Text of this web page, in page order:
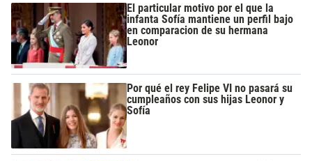
El particular motivo por el que la
infanta Sofía mantiene un perfil bajo
en comparacion de su hermana
Leonor
Por qué el rey Felipe VI no pasará su
cumpleaños con sus hijas Leonor y
Sofía